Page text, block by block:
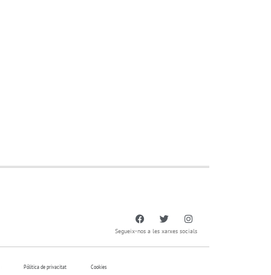
Segueix-nos a les xarxes socials
Pólitica de privacitat Cookies